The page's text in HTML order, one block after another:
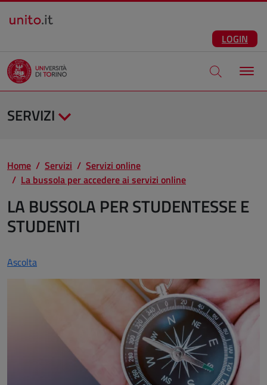
Salta al contenuto principale
LOGIN
Apri modale
SERVIZI
Home Servizi
Servizi online
La bussola per accedere ai servizi online
LA BUSSOLA PER STUDENTESSE E
STUDENTI
Ascolta